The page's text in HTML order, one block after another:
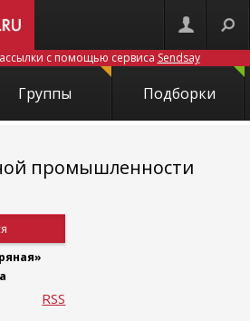
с помощью сервиса Sendsay
Группы Подборки
промышленности
RSS